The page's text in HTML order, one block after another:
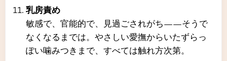
乳房責め
敏感で、官能的で、見過ごされがち――そうで
なくなるまでは。やさしい愛撫からいたずらっ
ぽい噛みつきまで、すべては触れ方次第。